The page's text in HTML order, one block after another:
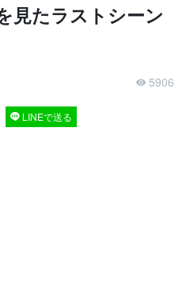
見たラストシーン
5906
LINEで送る